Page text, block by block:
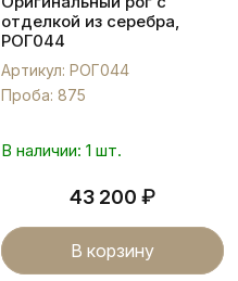
отделкой из серебра,
РОГ044
Артикул: РОГ044
Проба: 875
В наличии: 1 шт.
43 200 ₽
В корзину